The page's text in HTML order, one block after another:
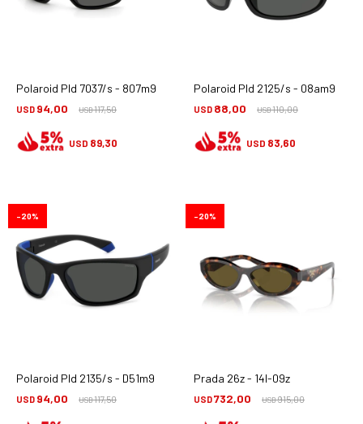
Polaroid Pld 7037/s - 807m9
USD 94,00 USD117,50
USD 89,30
Polaroid Pld 2125/s - 08am9
USD 88,00 USD110,00
USD 83,60
Polaroid Pld 2135/s - D51m9
USD 94,00 USD117,50
20
Prada 26z - 14l-09z
USD732,00 USD915,00
20